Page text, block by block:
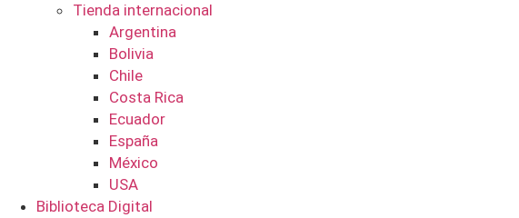
Tienda internacional
Argentina
Bolivia
Chile
Costa Rica
Ecuador
España
México
USA
Biblioteca Digital